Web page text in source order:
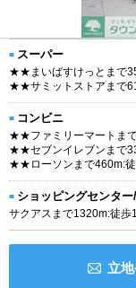
スーパー
★★まいばすけっとまで
★★サミットストアまで
コンビニ
★★ファミリーマートま
★★セブンイレブンまで
★★ローソンまで460m:徒
ショッピングセンタ
サクアスまで1320m:徒歩
立